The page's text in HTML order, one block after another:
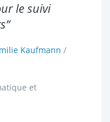
le suivi
Kaufmann /
et